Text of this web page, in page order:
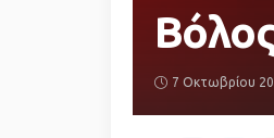
7 Οκτωβρίου